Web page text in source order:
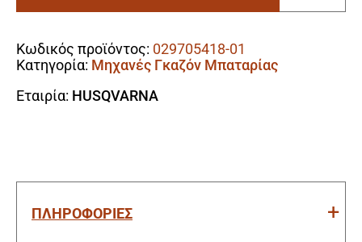
μπαταρίας
&
Φορτιστή)
ποσότητα
Κωδικός προϊόντος: 029705418-01
Κατηγορία: Μηχανές Γκαζόν Μπαταρίας
Εταιρία: HUSQVARNA
ΠΛΗΡΟΦΟΡΙΕΣ